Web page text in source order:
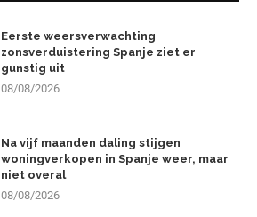
Eerste weersverwachting
zonsverduistering Spanje ziet er
gunstig uit
08/08/2026
Na vijf maanden daling stijgen
woningverkopen in Spanje weer, maar
niet overal
08/08/2026